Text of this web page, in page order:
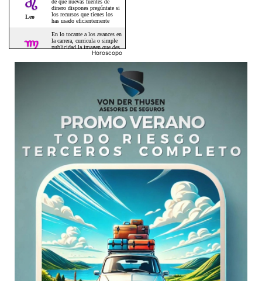
Horoscopo